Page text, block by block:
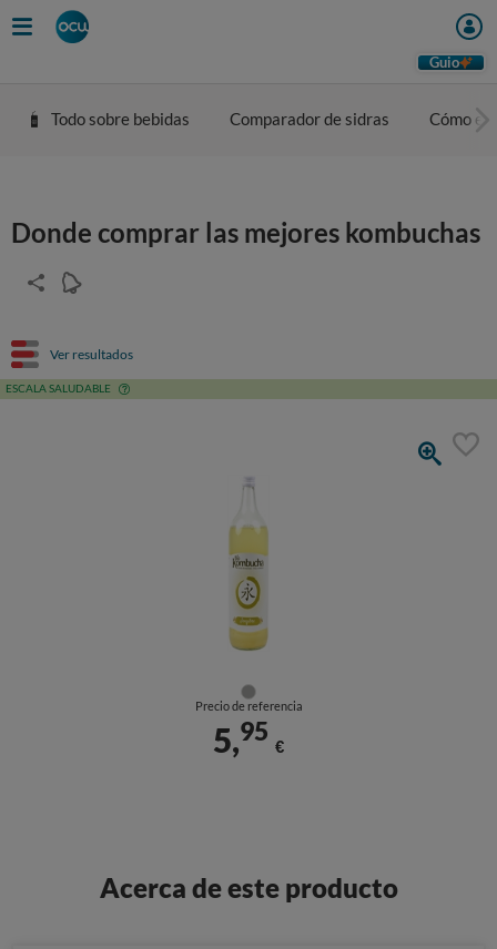
Guio
Todo sobre bebidas Comparador de sidras Cómo
Donde comprar las mejores kombuchas
Ver resultados
ESCALA SALUDABLE
Precio de referencia
5,95
€
Acerca de este producto